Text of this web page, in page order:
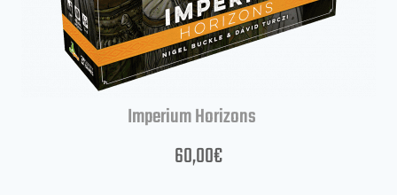
Imperium Horizons
60,00€